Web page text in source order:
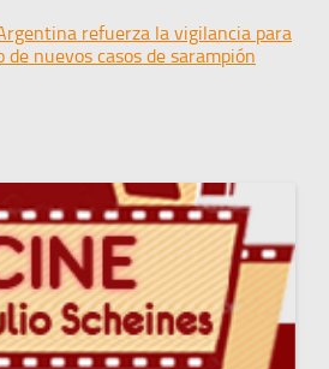
refuerza la vigilancia para
nuevos casos de sarampión